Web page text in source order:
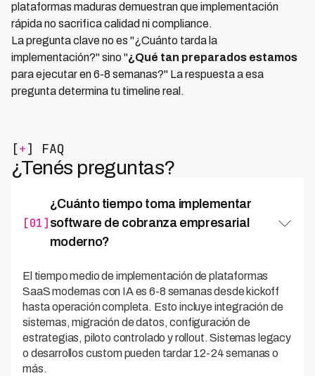
plataformas maduras demuestran que implementación
rápida no sacrifica calidad ni compliance.
La pregunta clave no es "¿Cuánto tarda la
implementación?" sino "¿Qué tan preparados estamos
para ejecutar en 6-8 semanas?" La respuesta a esa
pregunta determina tu timeline real.
[+] FAQ
¿Tenés preguntas?
[01]
¿Cuánto tiempo toma implementar
software de cobranza empresarial
moderno?
El tiempo medio de implementación de plataformas
SaaS modernas con IA es 6-8 semanas desde kickoff
hasta operación completa. Esto incluye integración de
sistemas, migración de datos, configuración de
estrategias, piloto controlado y rollout. Sistemas legacy
o desarrollos custom pueden tardar 12-24 semanas o
más.